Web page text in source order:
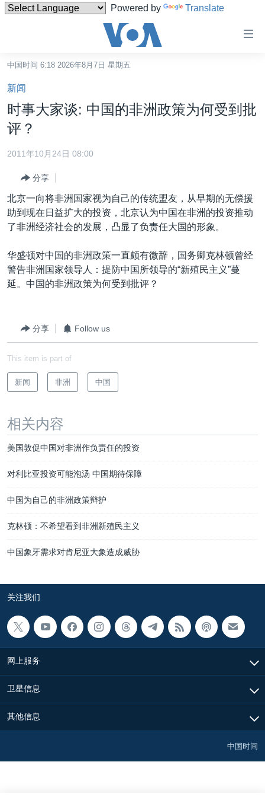
Powered by Translate
碍
链
接
跳
转
内
转
到
跳
转
到
中国
国际
最新国际新闻
印太
中东
欧洲
非洲
全球议题
分类新闻
经济·金融·贸易
人权·法律·宗教
科教·文娱·体健
军事
环境
美中关系
热点专题
白宫要闻
国会报道
美国建国250周年
埃博拉疫情
美国之音专访
台海两岸关系
GEN Z 看美国
VOA视频
VOA今日焦点
关注我们
其他语言网站
中国时间 6:18 2026年8月7日 星期五
新闻
时事大家谈: 中国的非洲政策为何受到批
评？
2011年10月24日 08:00
分享
北京一向将非洲国家视为自己的传统盟友，从早期的无偿援
助到现在日益扩大的投资，北京认为中国在非洲的投资推动
了非洲经济社会的发展，凸显了负责任大国的形象。
华盛顿对中国的非洲政策一直颇有微辞，国务卿克林顿曾经
警告非洲国家领导人：提防中国所领导的“新殖民主义”蔓
延。中国的非洲政策为何受到批评？
分享 Follow us
This item is part of
新闻 非洲 中国
相关内容
美国敦促中国对非洲作负责任的投资
对利比亚投资可能泡汤 中国期待保障
中国为自己的非洲政策辩护
克林顿：不希望看到非洲新殖民主义
中国象牙需求对肯尼亚大象造成威胁
关注我们
网上服务
卫星信息
其他信息
中国时间